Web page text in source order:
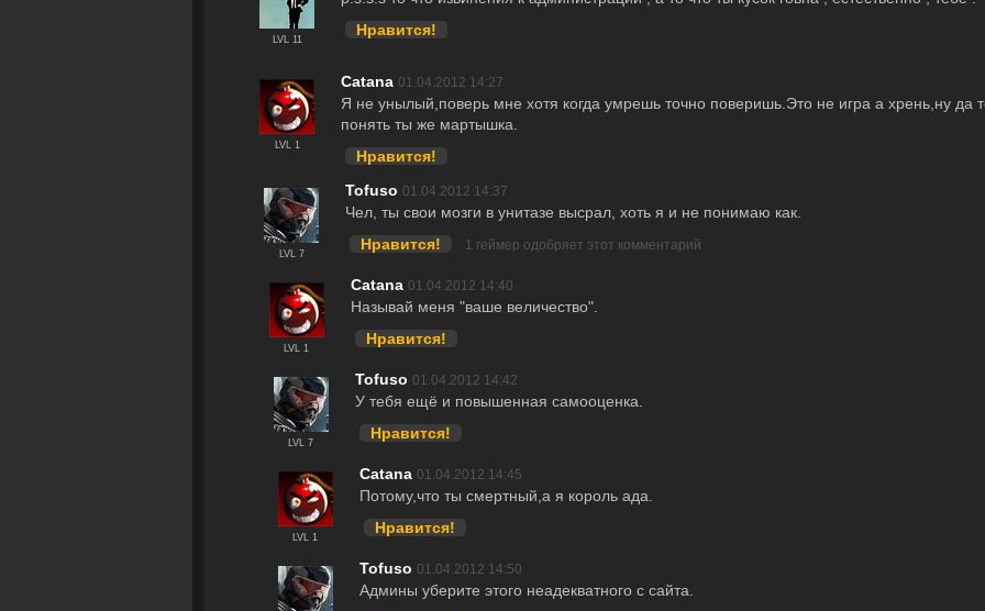
LVL 11
Нравится!
LVL 1
Catana 01.04.2012 14:27
Я не унылый,поверь мне хотя когда умрешь точно поверишь.Это не игра а хрень,ну да
понять ты же мартышка.
Нравится!
LVL 7
Tofuso 01.04.2012 14:37
Чел, ты свои мозги в унитазе высрал, хоть я и не понимаю как.
Нравится!
1 геймер одобряет этот комментарий
LVL 1
Catana 01.04.2012 14:40
Называй меня "ваше величество".
Нравится!
LVL 7
Tofuso 01.04.2012 14:42
У тебя ещё и повышенная самооценка.
Нравится!
LVL 1
Catana 01.04.2012 14:45
Потому,что ты смертный,а я король ада.
Нравится!
Tofuso 01.04.2012 14:50
Админы уберите этого неадекватного с сайта.